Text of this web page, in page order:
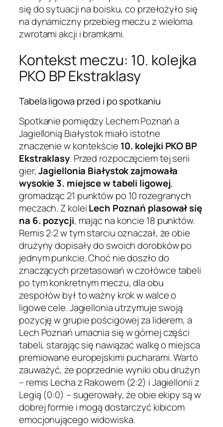
się do sytuacji na boisku, co przełożyło się
na dynamiczny przebieg meczu z wieloma
zwrotami akcji i bramkami.
Kontekst meczu: 10. kolejka
PKO BP Ekstraklasy
Tabela ligowa przed i po spotkaniu
Spotkanie pomiędzy Lechem Poznań a
Jagiellonią Białystok miało istotne
znaczenie w kontekście 10. kolejki PKO BP
Ekstraklasy. Przed rozpoczęciem tej serii
gier,Jagiellonia Białystok zajmowała
wysokie 3. miejsce w tabeli ligowej,
gromadząc 21 punktów po 10 rozegranych
meczach. Z koleiLech Poznań plasował się
na 6. pozycji, mając na koncie 18 punktów.
Remis 2:2 w tym starciu oznaczał, że obie
drużyny dopisały do swoich dorobków po
jednym punkcie. Choć nie doszło do
znaczących przetasowań w czołówce tabeli
po tym konkretnym meczu, dla obu
zespołów był to ważny krok w walce o
ligowe cele. Jagiellonia utrzymuje swoją
pozycję w grupie pościgowej za liderem, a
Lech Poznań umacnia się w górnej części
tabeli, starając się nawiązać walkę o miejsca
premiowane europejskimi pucharami. Warto
zauważyć, że poprzednie wyniki obu drużyn
– remis Lecha z Rakowem (2:2) i Jagiellonii z
Legią (0:0) – sugerowały, że obie ekipy są w
dobrej formie i mogą dostarczyć kibicom
emocjonującego widowiska.